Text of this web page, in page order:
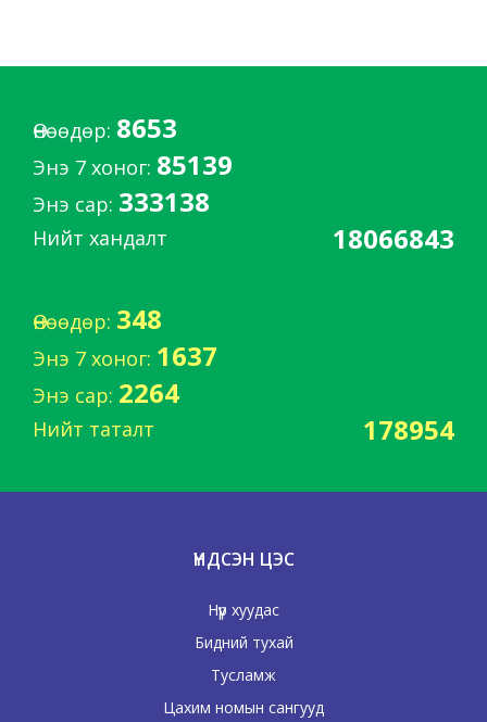
Өнөөдөр: 8653
Энэ 7 хоног: 85139
Энэ сар: 333138
Нийт хандалт 18066843
Өнөөдөр: 348
Энэ 7 хоног: 1637
Энэ сар: 2264
Нийт таталт 178954
ҮНДСЭН ЦЭС
Нүүр хуудас
Бидний тухай
Тусламж
Цахим номын сангууд